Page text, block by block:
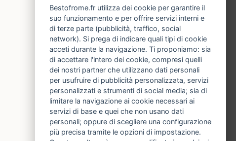
Bestofrome.fr utilizza dei cookie per garantire il
suo funzionamento e per offrire servizi interni e
di terze parte (pubblicità, traffico, social
network). Si prega di indicare quali tipi di cookie
acceti durante la navigazione. Ti proponiamo: sia
di accettare l'intero dei cookie, compresi quelli
dei nostri partner che utilizzano dati personali
per usufruire di pubblicità personalizzata, servizi
personalizzati e strumenti di social media; sia di
limitare la navigazione ai cookie necessari ai
servizi di base e quei che non usano dati
personali; oppure di scegliere una configurazione
più precisa tramite le opzioni di impostazione.